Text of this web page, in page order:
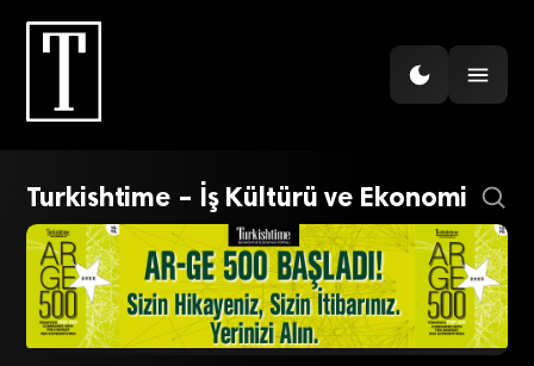
Turkishtime – İş Kültürü ve Ekonomi